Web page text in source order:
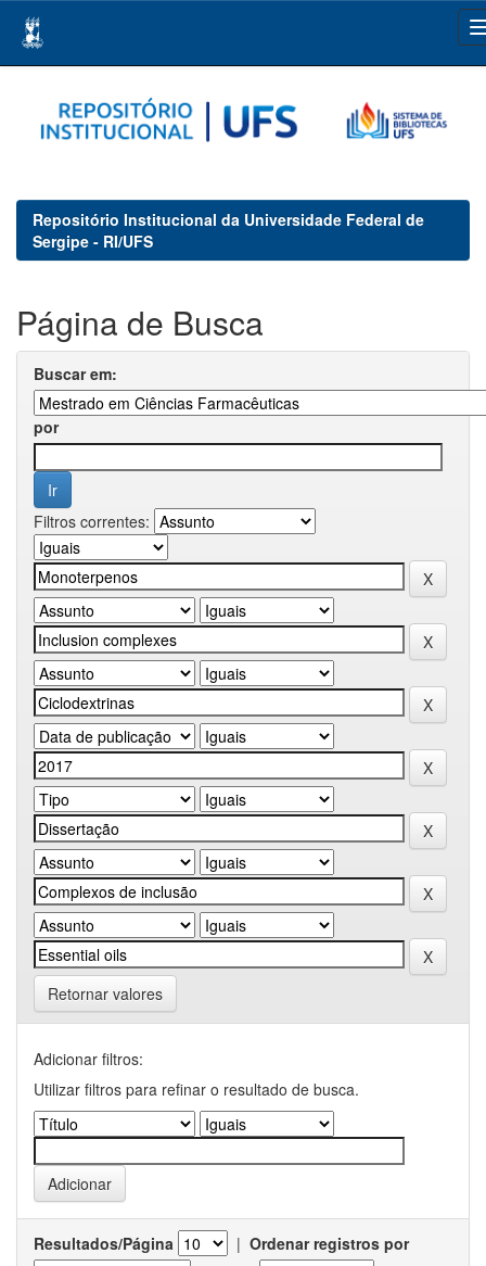
navigation
Repositório Institucional da Universidade Federal de
Sergipe - RI/UFS
Página de Busca
Buscar em:
por
Filtros correntes:
Retornar valores
Adicionar filtros:
Utilizar filtros para refinar o resultado de busca.
Resultados/Página | Ordenar registros por